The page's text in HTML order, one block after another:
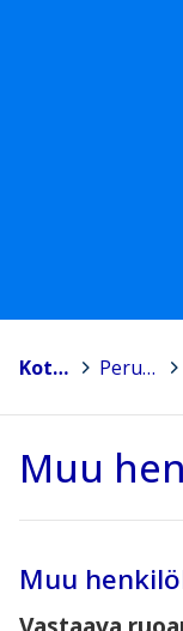
Kotka Peruskoulut >
Muu
Muu